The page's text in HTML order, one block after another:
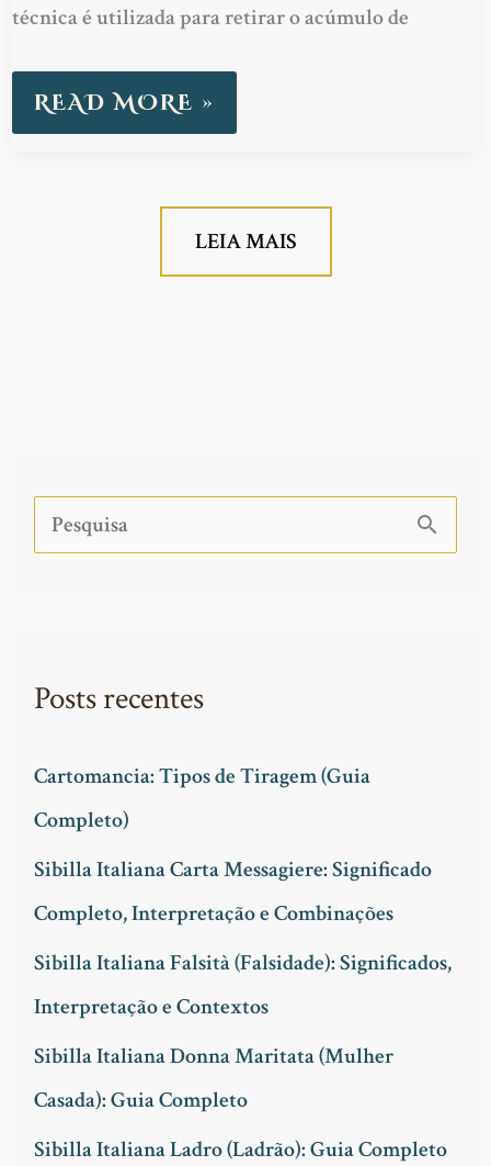
técnica é utilizada para retirar o acúmulo de
READ MORE »
LEIA MAIS
u
r
p
o
r
:
Posts recentes
Cartomancia: Tipos de Tiragem (Guia
Completo)
Sibilla Italiana Carta Messagiere: Significado
Completo, Interpretação e Combinações
Sibilla Italiana Falsità (Falsidade): Significados,
Interpretação e Contextos
Sibilla Italiana Donna Maritata (Mulher
Casada): Guia Completo
Sibilla Italiana Ladro (Ladrão): Guia Completo